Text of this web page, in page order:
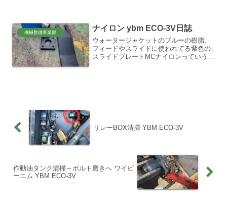
研削刃毎に専用にして、取...
機械整備事業部 ナイロン ybm ECO-3V日誌
ウォータージャケットのブルーの樹脂、
フィードやスライドに使われてる紫色の
スライドプレートMCナイロンっていう素
リレーBOX清掃 YBM ECO-3V
作動油タンク清掃～ボルト磨きへ ワイビ
ーエム YBM ECO-3V